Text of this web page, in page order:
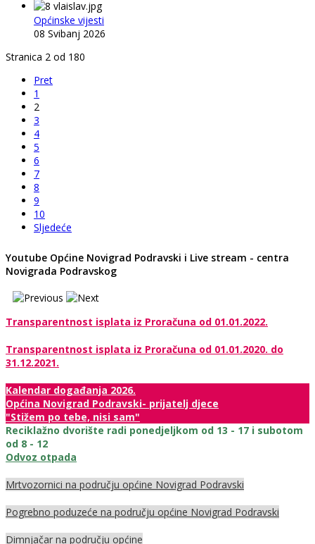
Općinske vijesti
08 Svibanj 2026
Stranica 2 od 180
Pret
1
2
3
4
5
6
7
8
9
10
Sljedeće
Youtube Općine Novigrad Podravski i Live stream - centra
Novigrada Podravskog
Transparentnost isplata iz Proračuna od 01.01.2022.
Transparentnost isplata iz Proračuna od 01.01.2020. do
31.12.2021.
Kalendar događanja 2026.
Općina Novigrad Podravski- prijatelj djece
"Stižem po tebe, nisi sam"
Reciklažno dvorište radi ponedjeljkom od 13 - 17 i subotom
od 8 - 12
Odvoz otpada
Mrtvozornici na području općine Novigrad Podravski
Pogrebno poduzeće na području općine Novigrad Podravski
Dimnjačar na području općine